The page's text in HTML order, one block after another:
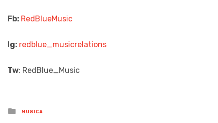
Fb: RedBlueMusic
Ig: redblue_musicrelations
Tw: RedBlue_Music
Posted
in
MUSICA